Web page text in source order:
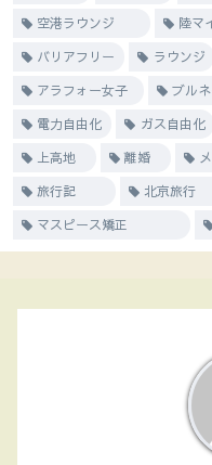
空港ラウンジ
陸マ
バリアフリー
ラウンジ
アラフォー女子
ブル
電力自由化
ガス自由化
上高地
離婚
旅行記
北京旅行
マスピース矯正